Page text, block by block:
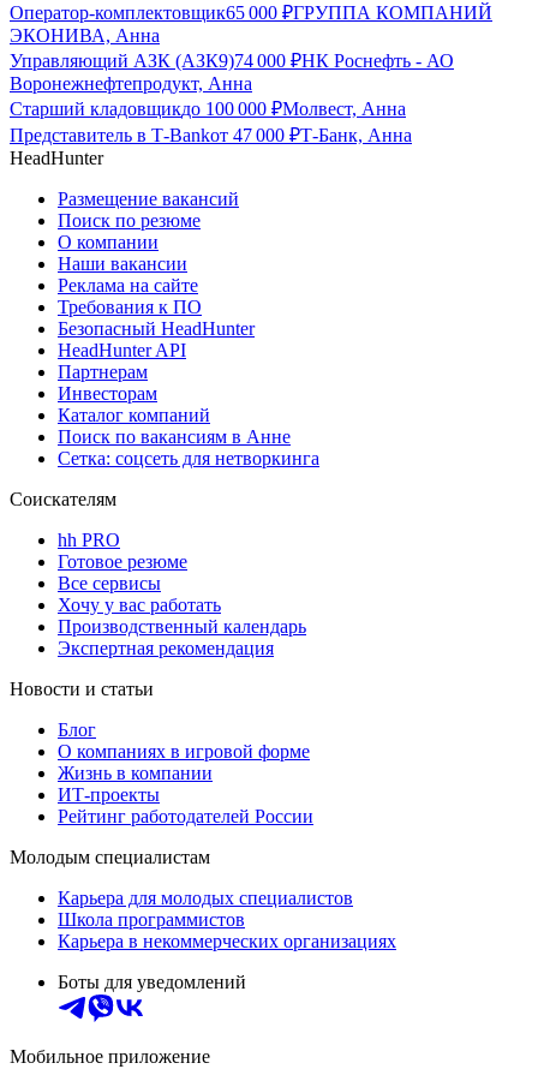
Оператор-комплектовщик65 000 ₽ГРУППА КОМПАНИЙ
ЭКОНИВА, Анна
Управляющий АЗК (АЗК9)74 000 ₽НК Роснефть - АО
Воронежнефтепродукт, Анна
Старший кладовщикдо 100 000 ₽Молвест, Анна
Представитель в Т-Bankот 47 000 ₽Т-Банк, Анна
HeadHunter
Размещение вакансий
Поиск по резюме
О компании
Наши вакансии
Реклама на сайте
Требования к ПО
Безопасный HeadHunter
HeadHunter API
Партнерам
Инвесторам
Каталог компаний
Поиск по вакансиям в Анне
Сетка: соцсеть для нетворкинга
Соискателям
hh PRO
Готовое резюме
Все сервисы
Хочу у вас работать
Производственный календарь
Экспертная рекомендация
Новости и статьи
Блог
О компаниях в игровой форме
Жизнь в компании
ИТ-проекты
Рейтинг работодателей России
Молодым специалистам
Карьера для молодых специалистов
Школа программистов
Карьера в некоммерческих организациях
Боты для уведомлений
Мобильное приложение